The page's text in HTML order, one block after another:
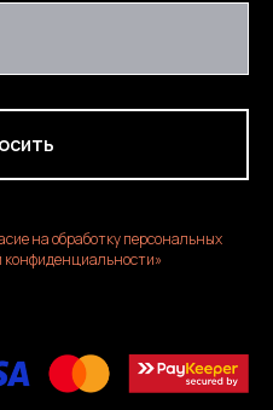
на обработку персональных
конфиденциальности»